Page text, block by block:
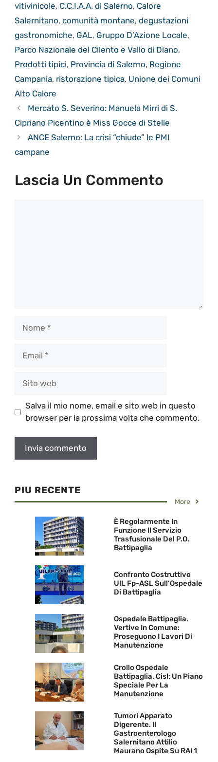
vitivinicole, C.C.I.A.A. di Salerno, Calore
Salernitano, comunità montane, degustazioni
gastronomiche, GAL, Gruppo D’Azione Locale,
Parco Nazionale del Cilento e Vallo di Diano,
Prodotti tipici, Provincia di Salerno, Regione
Campania, ristorazione tipica, Unione dei Comuni
Alto Calore
Mercato S. Severino: Manuela Mirri di S.
Cipriano Picentino è Miss Gocce di Stelle
ANCE Salerno: La crisi “chiude” le PMI
campane
Lascia Un Commento
Salva il mio nome, email e sito web in questo
browser per la prossima volta che commento.
PIU RECENTE
More
È Regolarmente In
Funzione Il Servizio
Trasfusionale Del P.O.
Battipaglia
Confronto Costruttivo
UIL Fp-ASL Sull’Ospedale
Di Battipaglia
Ospedale Battipaglia.
Vertive In Comune:
Proseguono I Lavori Di
Manutenzione
Crollo Ospedale
Battipaglia. Cisl: Un Piano
Speciale Per La
Manutenzione
Tumori Apparato
Digerente. Il
Gastroenterologo
Salernitano Attilio
Maurano Ospite Su RAI 1